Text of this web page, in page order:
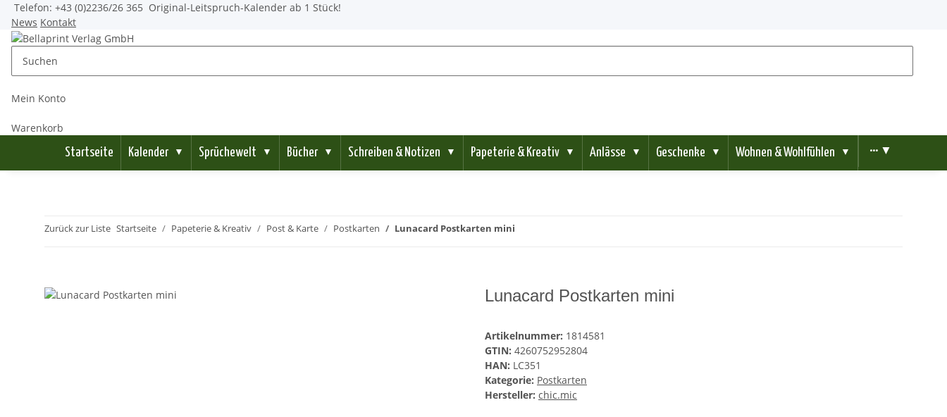
Telefon: +43 (0)2236/26 365 Original-Leitspruch-Kalender ab 1 Stück!
News Kontakt
Mein Konto
Warenkorb
Startseite
Kalender ▼ Sprüchewelt ▼ Bücher ▼ Schreiben & Notizen ▼ Papeterie & Kreativ ▼ Anlässe ▼ Geschenke ▼ Wohnen & Wohlfühlen ▼ ••• ▼
Zurück zur Liste Startseite Papeterie & Kreativ Post & Karte Postkarten Lunacard Postkarten mini
Lunacard Postkarten mini
Artikelnummer: 1814581
GTIN: 4260752952804
HAN: LC351
Kategorie: Postkarten
Hersteller: chic.mic